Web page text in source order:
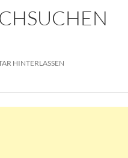
HINTERLASSEN